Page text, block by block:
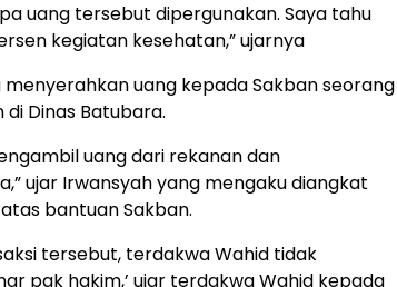
uang tersebut dipergunakan. Saya tahu
kegiatan kesehatan,” ujarnya
uang kepada Sakban seorang
di Dinas Batubara.
uang dari rekanan dan
ujar Irwansyah yang mengaku diangkat
bantuan Sakban.
tersebut, terdakwa Wahid tidak
pak hakim,’ ujar terdakwa Wahid kepada